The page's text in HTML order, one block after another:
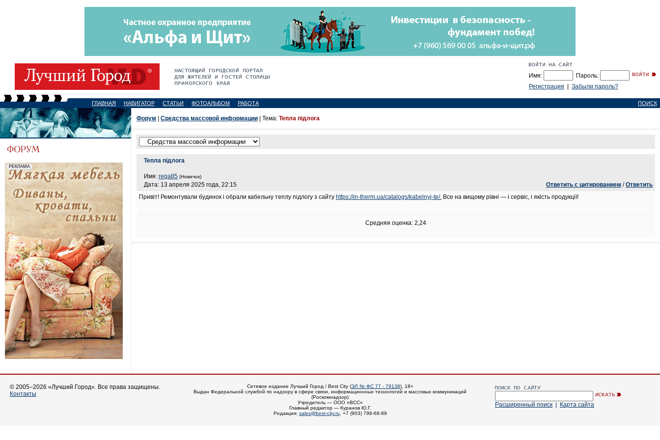
Имя:
Пароль:
Регистрация
Забыли пароль?
ГЛАВНАЯ НАВИГАТОР СТАТЬИ ФОТОАЛЬБОМ РАБОТА ПОИСК
Форум Средства массовой информации | Тема: Тепла підлога
Тепла підлога
Имя: rega85 (Новичок)
Дата: 13 апреля 2025 года, 22:15 Ответить с цитированием /Ответить
Привіт! Ремонтували будинок і обрали кабельну теплу підлогу з сайту https://in-therm.ua/catalogs/kabelnyj-te/. Все на вищому рівні — і сервіс, і якість продукції!
Средняя оценка: 2,24
© 2005–2026 «Лучший Город». Все права защищены.
Контакты
Сетевое издание Лучший Город / Best City (ЭЛ № ФС 77 - 79138), 18+
Выдан Федеральной службой по надзору в сфере связи, информационных технологий и массовых коммуникаций
(Роскомнадзор)
Учредитель — ООО «ВСС»
Главный редактор — Куранов Ю.Г.
Редакция: sales@best-city.ru , +7 (903) 798-68-89
Расширенный поиск Карта сайта